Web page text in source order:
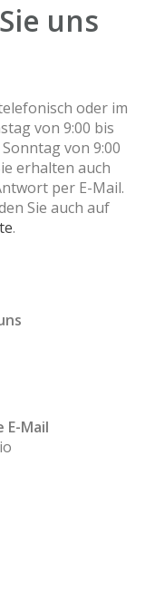
uns
oder im
von 9:00 bis
von 9:00
erhalten auch
per E-Mail.
Sie auch auf
.
E-Mail